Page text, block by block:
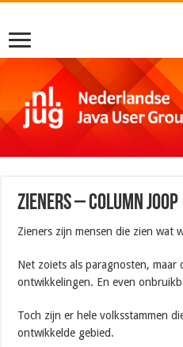
Zieners – Column Joop
Zieners zijn mensen die zien wat
Net zoiets als paragnosten,
ontwikkelingen. En even
Toch zijn er hele volksstammen
ontwikkelde gebied.